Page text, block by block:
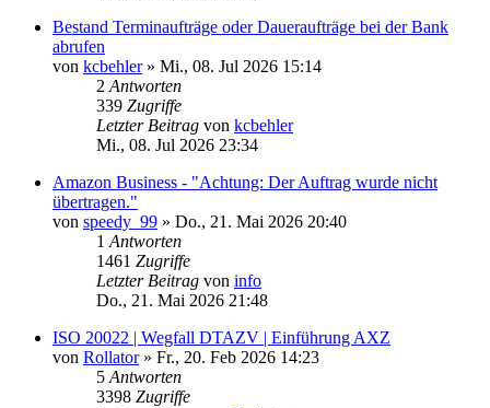
Bestand Terminaufträge oder Daueraufträge bei der Bank
abrufen
von kcbehler» Mi., 08. Jul 2026 15:14
2 Antworten
339 Zugriffe
Letzter Beitrag von kcbehler
Mi., 08. Jul 2026 23:34
Amazon Business - "Achtung: Der Auftrag wurde nicht
übertragen."
von speedy_99 » Do., 21. Mai 2026 20:40
1 Antworten
1461 Zugriffe
Letzter Beitrag von info
Do., 21. Mai 2026 21:48
ISO 20022 | Wegfall DTAZV | Einführung AXZ
von Rollator» Fr., 20. Feb 2026 14:23
5 Antworten
3398 Zugriffe